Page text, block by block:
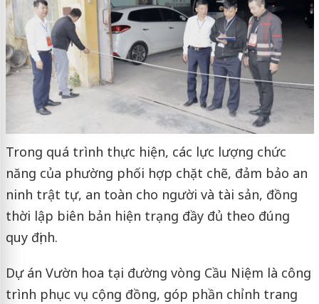
Trong quá trình thực hiện, các lực lượng chức
năng của phường phối hợp chặt chẽ, đảm bảo an
ninh trật tự, an toàn cho người và tài sản, đồng
thời lập biên bản hiện trạng đầy đủ theo đúng
quy định.
Dự án Vườn hoa tại đường vòng Cầu Niệm là công
trình phục vụ cộng đồng, góp phần chỉnh trang